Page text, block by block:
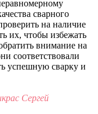
сварного
на наличие
их, чтобы избежать
внимание на
соответствовали
успешную сварку и
Сергей